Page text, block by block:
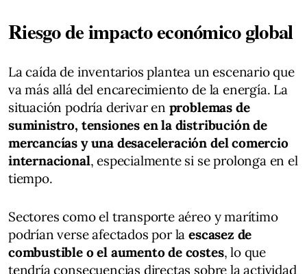
Riesgo de impacto económico global
La caída de inventarios plantea un escenario que
va más allá del encarecimiento de la energía. La
situación podría derivar en problemas de
suministro, tensiones en la distribución de
mercancías y una desaceleración del comercio
internacional, especialmente si se prolonga en el
tiempo.
Sectores como el transporte aéreo y marítimo
podrían verse afectados por laescasez de
combustible o el aumento de costes, lo que
tendría consecuencias directas sobre la actividad